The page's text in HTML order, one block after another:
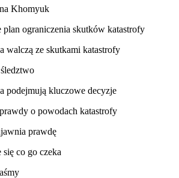
Khomyuk
ograniczenia skutków katastrofy
walczą ze skutkami katastrofy
podejmują kluczowe decyzje
o powodach katastrofy
prawdę
co go czeka